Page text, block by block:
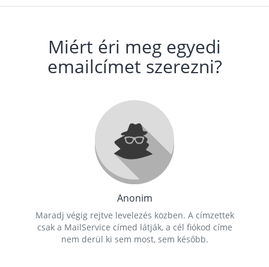
Miért éri meg egyedi
emailcímet szerezni?
Anonim
Maradj végig rejtve levelezés közben. A címzettek
csak a MailService címed látják, a cél fiókod címe
nem derül ki sem most, sem később.